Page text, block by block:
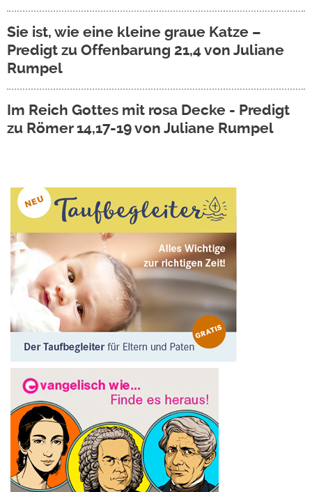
Sie ist, wie eine kleine graue Katze –
Predigt zu Offenbarung 21,4 von Juliane
Rumpel
Im Reich Gottes mit rosa Decke - Predigt
zu Römer 14,17-19 von Juliane Rumpel